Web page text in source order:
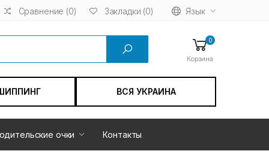
Сравнение (0) Закладки (0) Язык
0
Корзина
ВСЯ УКРАИНА
очки Контакты